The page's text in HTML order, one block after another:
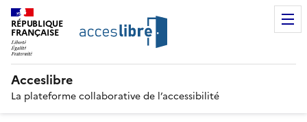
RÉPUBLIQUE
FRANÇAISE
Acceslibre
La plateforme collaborative de l’accessibilité